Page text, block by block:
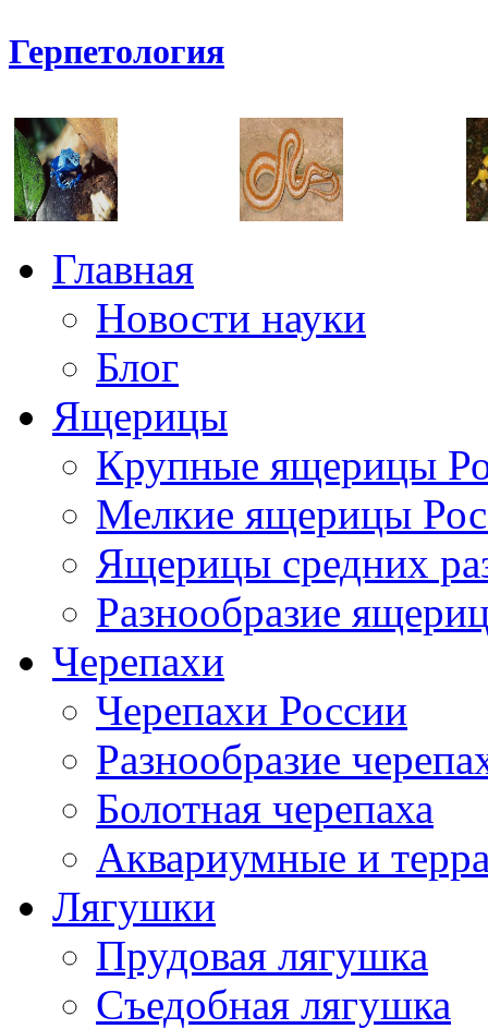
Герпетология
Главная
Новости науки
Блог
Ящерицы
Крупные ящерицы
Мелкие ящерицы
Ящерицы средних
Разнообразие
Черепахи
Черепахи России
Разнообразие
Болотная черепаха
Аквариумные и
Лягушки
Прудовая лягушка
Съедобная лягушка